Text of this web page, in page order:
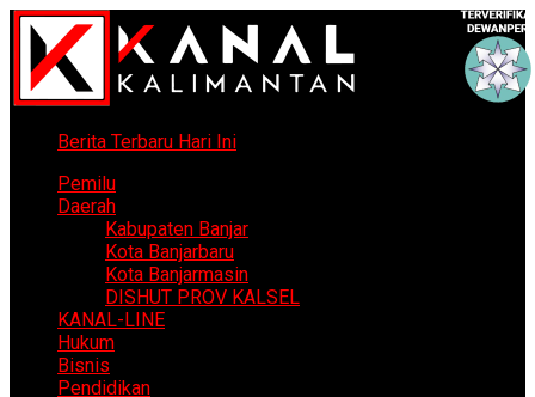
Berita Terbaru Hari Ini
Pemilu
Daerah
Kabupaten Banjar
Kota Banjarbaru
Kota Banjarmasin
DISHUT PROV KALSEL
KANAL-LINE
Hukum
Bisnis
Pendidikan